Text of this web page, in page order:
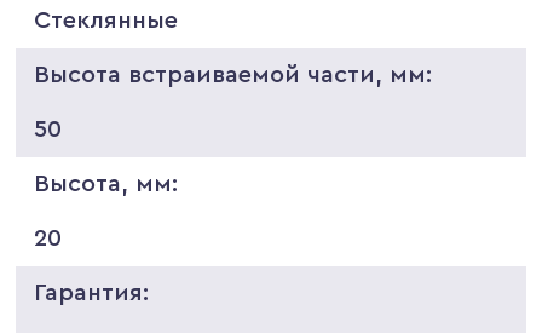
Стеклянные
Высота встраиваемой части, мм:
50
Высота, мм:
20
Гарантия: